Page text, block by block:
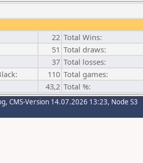
22 Total Wins:
51 Total draws:
37 Total losses:
110 Total games:
43,2 Total %:
, CMS-Version 14.07.2026 13:23, Node S3